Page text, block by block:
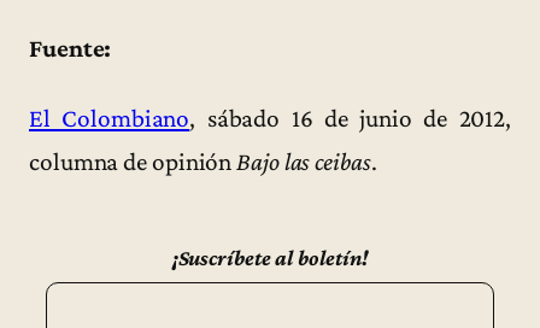
Fuente:
El Colombiano, sábado 16 de junio de 2012,
columna de opinión Bajo las ceibas.
¡Suscríbete al boletín!